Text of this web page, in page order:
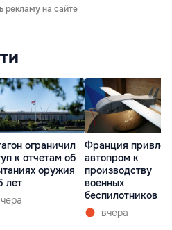
рекламу на сайте
ограничил
к отчетам об
оружия
лет
Франция
автопром к
производству
военных
беспилотников
вчера